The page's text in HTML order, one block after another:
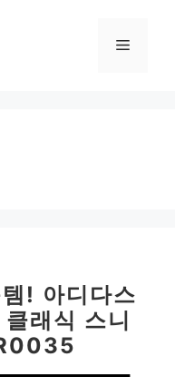
메
! 아디다스
래식 스니